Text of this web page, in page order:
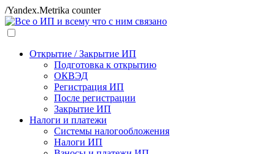
/Yandex.Metrika counter
Открытие / Закрытие ИП
Подготовка к открытию
ОКВЭД
Регистрация ИП
После регистрации
Закрытие ИП
Налоги и платежи
Системы налогообложения
Налоги ИП